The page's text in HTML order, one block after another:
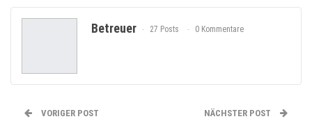
Betreuer 27 Posts 0 Kommentare
VORIGER POST NÄCHSTER POST